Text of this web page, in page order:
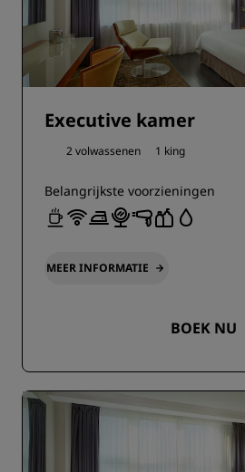
Executive kamer
2 volwassenen 1 king
Belangrijkste voorzieningen
MEER INFORMATIE
BOEK NU